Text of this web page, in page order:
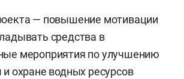
— повышение мотивации
средства в
мероприятия по улучшению
охране водных ресурсов